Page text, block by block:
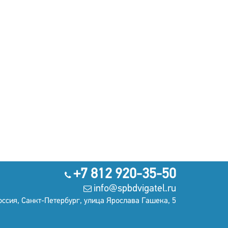
+7 812 920-35-50
info@spbdvigatel.ru
Санкт-Петербург, улица Ярослава Гашека, 5